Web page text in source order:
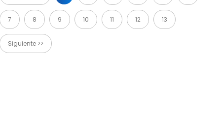
7 8 9 10 11 12 13
Siguiente >>